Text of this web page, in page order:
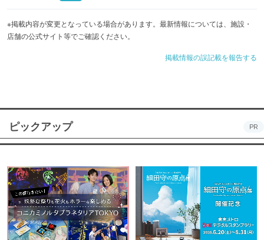
※掲載内容が変更となっている場合があります。最新情報については、施設・
店舗の公式サイト等でご確認ください。
掲載情報の誤記載を報告する
ピックアップ PR